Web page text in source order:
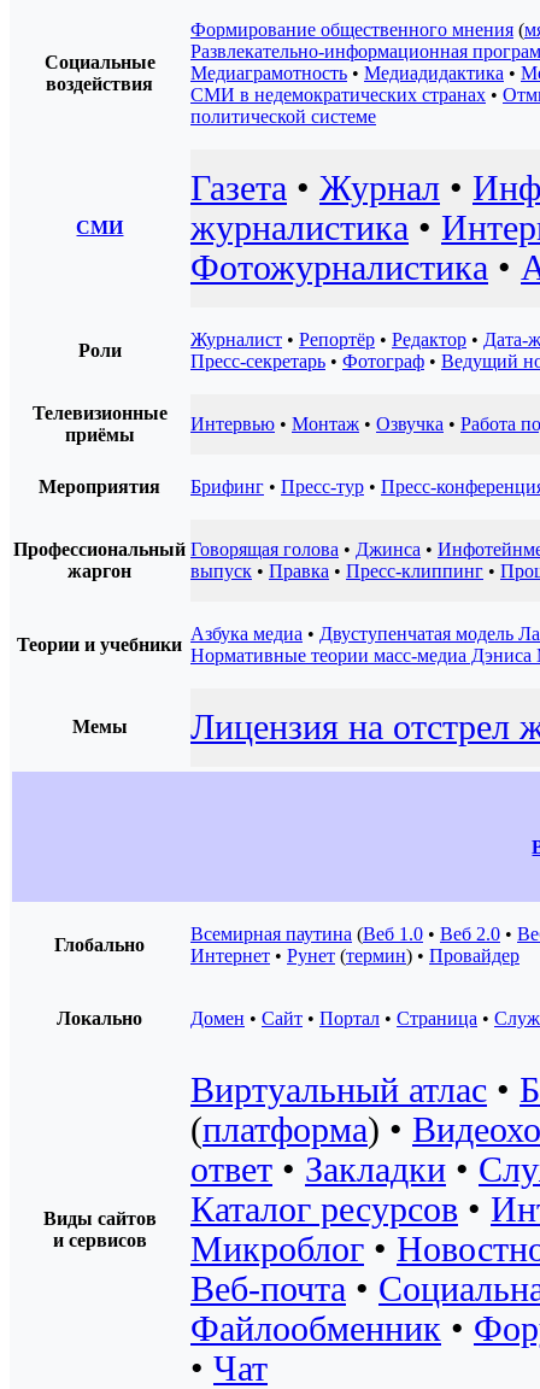
Социальные
воздействия
Формирование общественного мнения (
Развлекательно-информационная
Медиаграмотность • Медиадидактика •
СМИ в недемократических странах •
политической системе
СМИ
Газета • Журнал •
журналистика •
Фотожурналистика •
Роли
Журналист • Репортёр • Редактор • Дата-
Пресс-секретарь • Фотограф • Ведущий
Телевизионные
приёмы
Интервью • Монтаж • Озвучка • Работа
Мероприятия Брифинг • Пресс-тур • Пресс-
Профессиональный
жаргон
Говорящая голова • Джинса •
выпуск • Правка • Пресс-клиппинг •
Теории и учебники
Азбука медиа • Двуступенчатая модель
Нормативные теории масс-медиа Дэниса
Мемы Лицензия на отстрел
Глобально
Всемирная паутина (Веб 1.0 • Веб 2.0 •
Интернет • Рунет (термин) • Провайдер
Локально Домен • Сайт • Портал • Страница •
Виды сайтов
и сервисов
Виртуальный атлас •
(платформа) •
ответ • Закладки •
Каталог ресурсов •
Микроблог •
Веб-почта •
Файлообменник •
• Чат